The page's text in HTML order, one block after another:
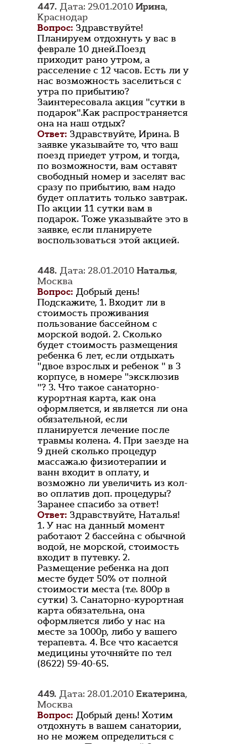
447. Дата: 29.01.2010 Ирина,
Краснодар
Вопрос: Здравствуйте!
Планируем отдохнуть у вас в
феврале 10 дней.Поезд
приходит рано утром, а
расселение с 12 часов. Есть ли у
нас возможность заселиться с
утра по прибытию?
Заинтересовала акция "сутки в
подарок".Как распространяется
она на наш отдых?
Ответ: Здравствуйте, Ирина. В
заявке указывайте то, что ваш
поезд приедет утром, и тогда,
по возможности, вам оставят
свободный номер и заселят вас
сразу по прибытию, вам надо
будет оплатить только завтрак.
По акции 11 сутки вам в
подарок. Тоже указывайте это в
заявке, если планируете
воспользоваться этой акцией.
448. Дата: 28.01.2010 Наталья,
Москва
Вопрос: Добрый день!
Подскажите, 1. Входит ли в
стоимость проживания
пользование бассейном с
морской водой. 2. Сколько
будет стоимость размещения
ребенка 6 лет, если отдыхать
"двое взрослых и ребенок " в 3
корпусе, в номере "эксклюзив
"? 3. Что такое санаторно-
курортная карта, как она
оформляется, и является ли она
обязательной, если
планируется лечение после
травмы колена. 4. При заезде на
9 дней сколько процедур
массажа.ю физиотерапии и
ванн входит в оплату, и
возможно ли увеличить из кол-
во оплатив доп. процедуры?
Заранее спасибо за ответ!
Ответ: Здравствуйте, Наталья!
1. У нас на данный момент
работают 2 бассейна с обычной
водой, не морской, стоимость
входит в путевку. 2.
Размещение ребенка на доп
месте будет 50% от полной
стоимости места (т.е. 800р в
сутки) 3. Санаторно-курортная
карта обязательна, она
оформляется либо у нас на
месте за 1000р, либо у вашего
терапевта. 4. Все что касается
медицины уточняйте по тел
(8622) 59-40-65.
449. Дата: 28.01.2010 Екатерина,
Москва
Вопрос: Добрый день! Хотим
отдохнуть в вашем санатории,
но не можем определиться с